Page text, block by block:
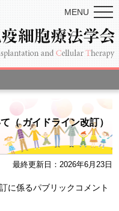
MENU
（ ガイドライン改訂）
最終更新日：2026年6月23日
に係るパブリックコメント